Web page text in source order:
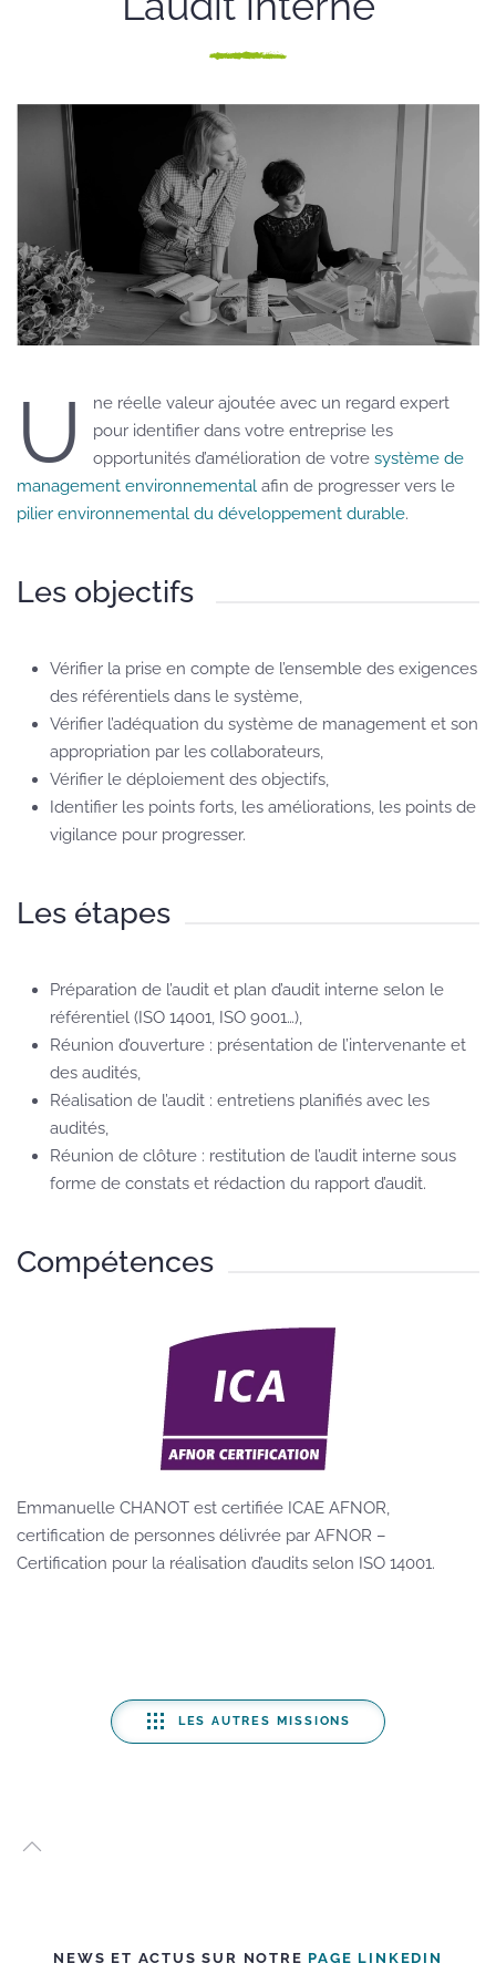
U
ne réelle valeur ajoutée avec un regard expert
pour identifier dans votre entreprise les
opportunités d’amélioration de votre système de
management environnemental afin de progresser vers le
pilier environnemental du développement durable.
Les objectifs
Vérifier la prise en compte de l’ensemble des exigences
des référentiels dans le système,
Vérifier l’adéquation du système de management et son
appropriation par les collaborateurs,
Vérifier le déploiement des objectifs,
Identifier les points forts, les améliorations, les points de
vigilance pour progresser.
Les étapes
Préparation de l’audit et plan d’audit interne selon le
référentiel (ISO 14001, ISO 9001…),
Réunion d’ouverture : présentation de l’intervenante et
des audités,
Réalisation de l’audit : entretiens planifiés avec les
audités,
Réunion de clôture : restitution de l’audit interne sous
forme de constats et rédaction du rapport d’audit.
Compétences
Emmanuelle CHANOT est certifiée ICAE AFNOR,
certification de personnes délivrée par AFNOR –
Certification pour la réalisation d’audits selon ISO 14001.
LES AUTRES MISSIONS
NEWS ET ACTUS SUR NOTRE PAGE LINKEDIN